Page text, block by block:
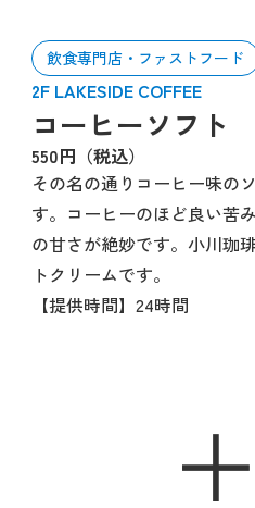
飲食専門店・ファストフード
2F LAKESIDE COFFEE
コーヒーソフト
550円（税込）
その名の通りコーヒー味の
す。コーヒーのほど良い苦
の甘さが絶妙です。小川珈
トクリームです。
【提供時間】24時間